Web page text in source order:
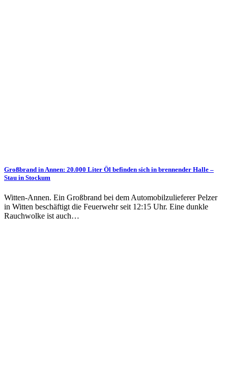
Großbrand in Annen: 20.000 Liter Öl befinden sich in brennender Halle –
Stau in Stockum
Witten-Annen. Ein Großbrand bei dem Automobilzulieferer Pelzer
in Witten beschäftigt die Feuerwehr seit 12:15 Uhr. Eine dunkle
Rauchwolke ist auch…